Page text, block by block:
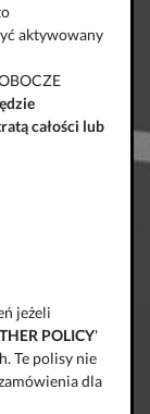
aktywowany
całości lub
jeżeli
POLICY'
Te polisy nie
dla